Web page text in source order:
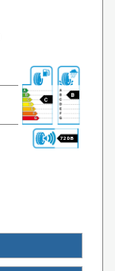
C
B
72 DB